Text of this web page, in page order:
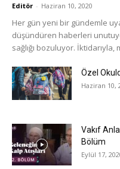
Editör - Haziran 10, 2020
Her gün yeni bir gündemle
düşündüren haberleri
sağlığı bozuluyor.
Özel
Haziran 10,
Vakıf
Bölüm
Eylül 17,